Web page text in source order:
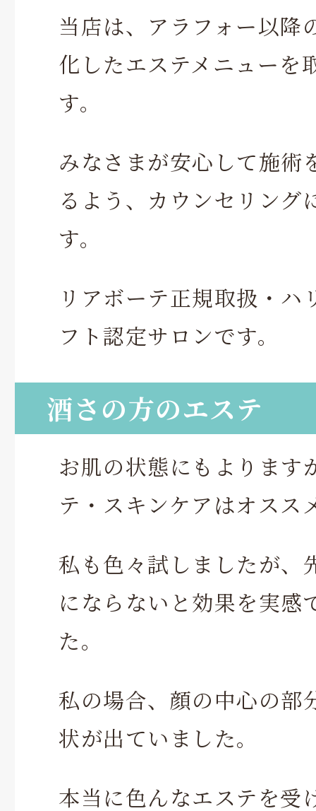
当店は、アラフォー以降
化したエステメニューを
す。
みなさまが安心して施術
るよう、カウンセリング
す。
リアボーテ正規取扱・ハ
フト認定サロンです。
酒さの方のエステ
お肌の状態にもよります
テ・スキンケアはオスス
私も色々試しましたが、
にならないと効果を実感
た。
私の場合、顔の中心の部
状が出ていました。
本当に色んなエステを受